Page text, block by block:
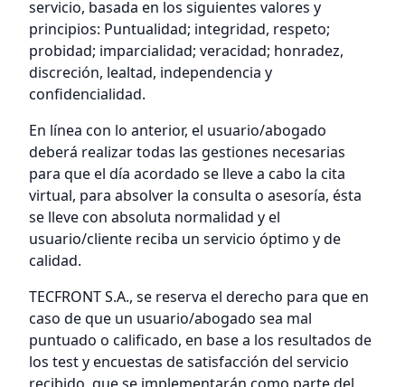
servicio, basada en los siguientes valores y
principios: Puntualidad; integridad, respeto;
probidad; imparcialidad; veracidad; honradez,
discreción, lealtad, independencia y
confidencialidad.
En línea con lo anterior, el usuario/abogado
deberá realizar todas las gestiones necesarias
para que el día acordado se lleve a cabo la cita
virtual, para absolver la consulta o asesoría, ésta
se lleve con absoluta normalidad y el
usuario/cliente reciba un servicio óptimo y de
calidad.
TECFRONT S.A., se reserva el derecho para que en
caso de que un usuario/abogado sea mal
puntuado o calificado, en base a los resultados de
los test y encuestas de satisfacción del servicio